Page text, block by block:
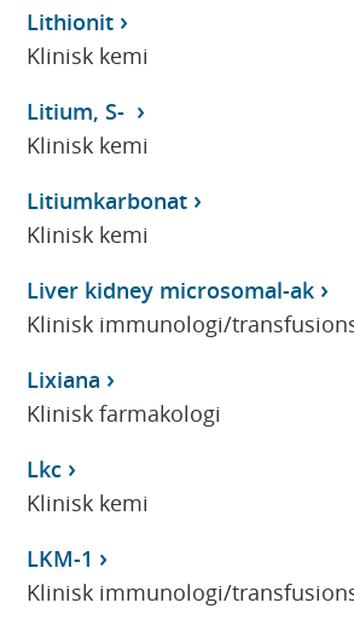
Lithionit
Klinisk kemi
Litium, S-
Klinisk kemi
Litiumkarbonat
Klinisk kemi
Liver kidney microsomal-ak
Klinisk immunologi/
Lixiana
Klinisk farmakologi
Lkc
Klinisk kemi
LKM-1
Klinisk immunologi/